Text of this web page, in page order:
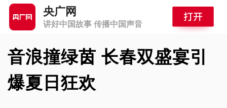
央广网
讲好中国故事 传播中国声音
音浪撞绿茵 长春双盛宴引
爆夏日狂欢